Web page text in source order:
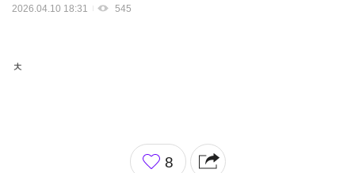
2026.04.10 18:31 545
ㅊ
좋
아
8